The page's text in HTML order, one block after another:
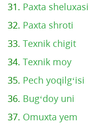
31. Paxta sheluxasi
32. Paxta shroti
33. Texnik chigit
34. Texnik moy
35. Pech yoqilg‘isi
36. Bug‘doy uni
37. Omuxta yem